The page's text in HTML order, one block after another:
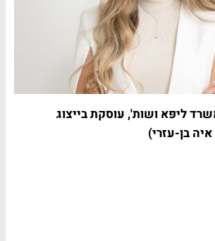
ליפּא ושות', עוסקת בייצוג
בן-עזרי)